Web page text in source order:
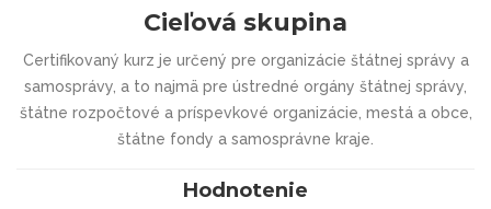
Cieľová skupina
Certifikovaný kurz je určený pre organizácie štátnej správy a
samosprávy, a to najmä pre ústredné orgány štátnej správy,
štátne rozpočtové a príspevkové organizácie, mestá a obce,
štátne fondy a samosprávne kraje.
Hodnotenie